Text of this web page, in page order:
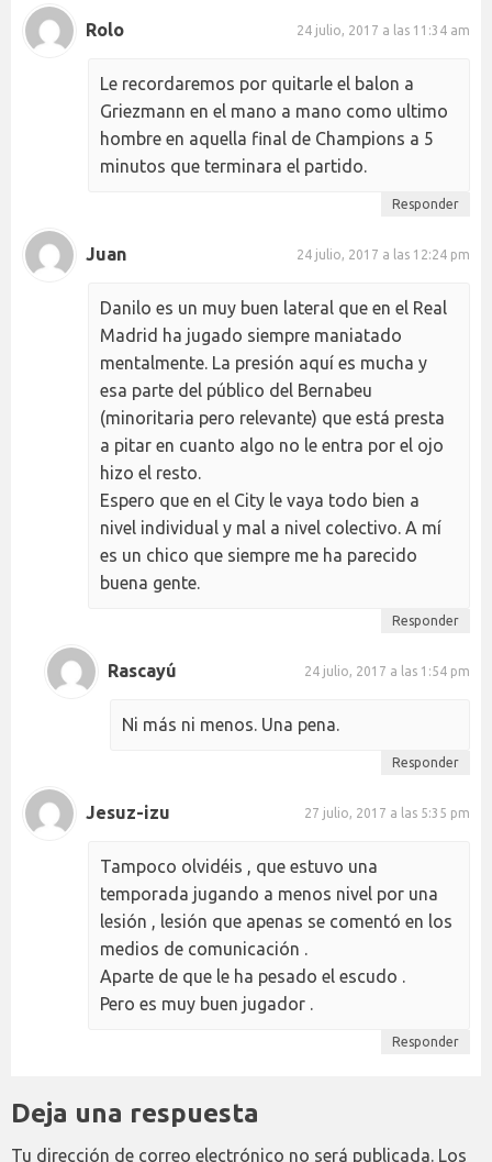
Rolo 24 julio, 2017 a las 11:34 am
Le recordaremos por quitarle el balon a
Griezmann en el mano a mano como ultimo
hombre en aquella final de Champions a 5
minutos que terminara el partido.
Responder
Juan 24 julio, 2017 a las 12:24 pm
Danilo es un muy buen lateral que en el Real
Madrid ha jugado siempre maniatado
mentalmente. La presión aquí es mucha y
esa parte del público del Bernabeu
(minoritaria pero relevante) que está presta
a pitar en cuanto algo no le entra por el ojo
hizo el resto.
Espero que en el City le vaya todo bien a
nivel individual y mal a nivel colectivo. A mí
es un chico que siempre me ha parecido
buena gente.
Responder
Rascayú 24 julio, 2017 a las 1:54 pm
Ni más ni menos. Una pena.
Responder
Jesuz-izu 27 julio, 2017 a las 5:35 pm
Tampoco olvidéis , que estuvo una
temporada jugando a menos nivel por una
lesión , lesión que apenas se comentó en los
medios de comunicación .
Aparte de que le ha pesado el escudo .
Pero es muy buen jugador .
Responder
Deja una respuesta
Tu dirección de correo electrónico no será publicada. Los